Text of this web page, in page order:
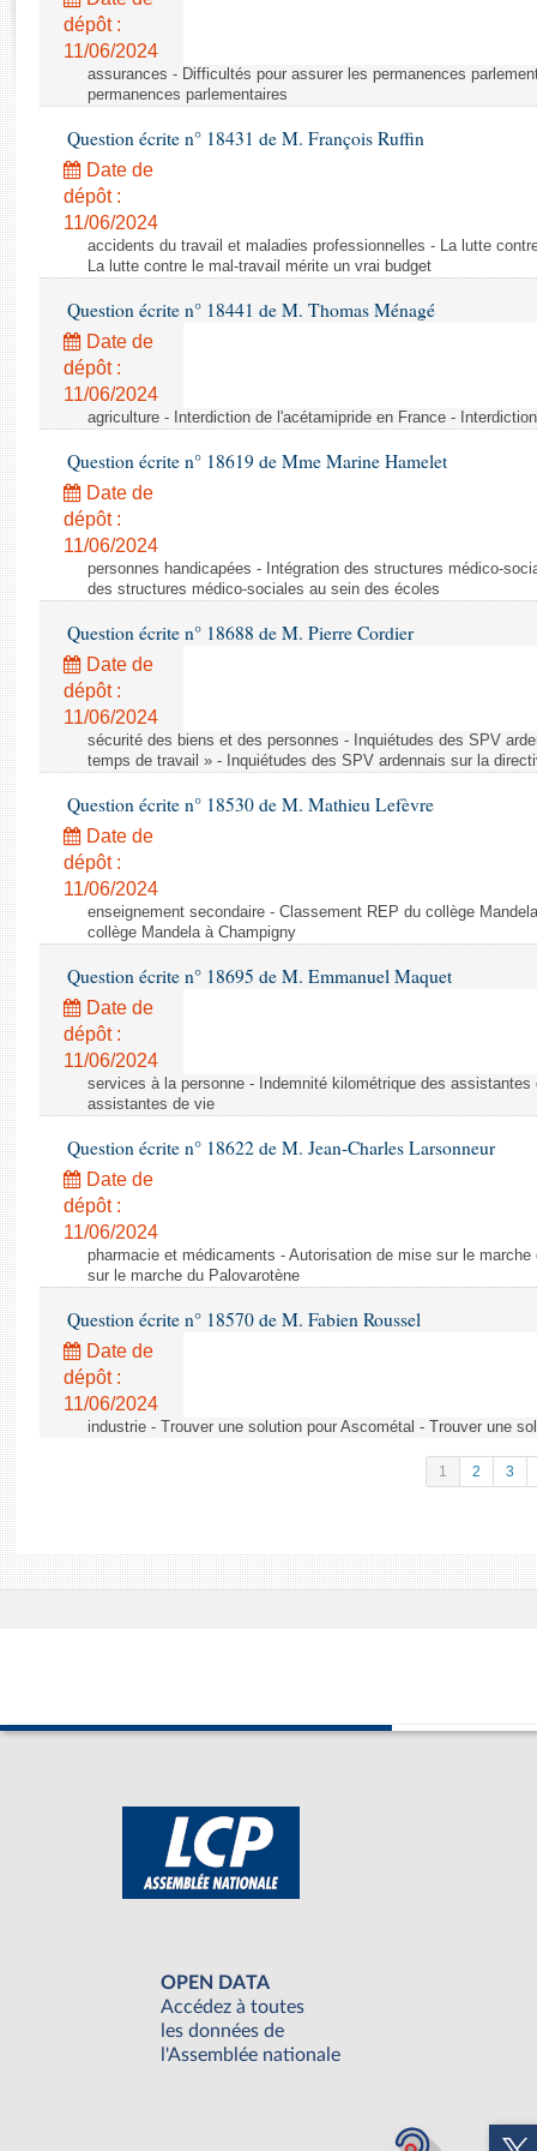
Rapports d'enquête
Rapports législatifs
Baromètre de l’application des lois
Dossiers législatifs
Budget et sécurité sociale
Questions écrites et orales
Comptes rendus des débats
dépôt :
11/06/2024
assurances - Difficultés pour assurer les permanences
permanences parlementaires
Question écrite n° 18431 de M. François Ruffin
Date de
dépôt :
11/06/2024
accidents du travail et maladies professionnelles - La lutte
La lutte contre le mal-travail mérite un vrai budget
Question écrite n° 18441 de M. Thomas Ménagé
Date de
dépôt :
11/06/2024
agriculture - Interdiction de l'acétamipride en France -
Question écrite n° 18619 de Mme Marine Hamelet
Date de
dépôt :
11/06/2024
personnes handicapées - Intégration des structures médico-
des structures médico-sociales au sein des écoles
Question écrite n° 18688 de M. Pierre Cordier
Date de
dépôt :
11/06/2024
sécurité des biens et des personnes - Inquiétudes des SPV
temps de travail » - Inquiétudes des SPV ardennais sur la
Question écrite n° 18530 de M. Mathieu Lefèvre
Date de
dépôt :
11/06/2024
enseignement secondaire - Classement REP du collège
collège Mandela à Champigny
Question écrite n° 18695 de M. Emmanuel Maquet
Date de
dépôt :
11/06/2024
services à la personne - Indemnité kilométrique des
assistantes de vie
Question écrite n° 18622 de M. Jean-Charles Larsonneur
Date de
dépôt :
11/06/2024
pharmacie et médicaments - Autorisation de mise sur le
sur le marche du Palovarotène
Question écrite n° 18570 de M. Fabien Roussel
Date de
dépôt :
11/06/2024
industrie - Trouver une solution pour Ascométal - Trouver une
1 2 3
OPEN DATA
Accédez à toutes
les données de
l'Assemblée nationale